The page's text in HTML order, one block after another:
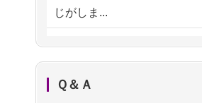
虎ノ門の方からお申込み
2026/08/02 11:15
じがしま...
ハードルが高そうに思えるの
ですが、...
Ｑ＆Ａ